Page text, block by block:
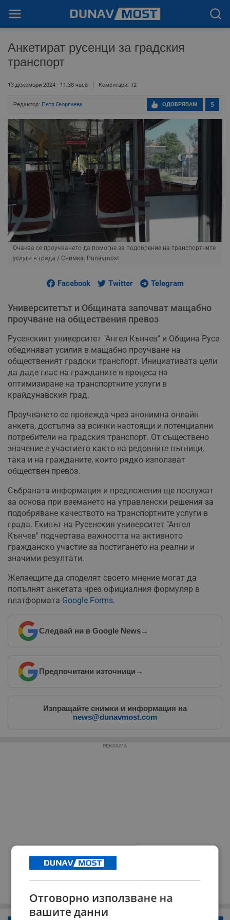
Анкетират русенци за градския
транспорт
13 декември 2024 - 11:38 часа Коментари: 12
Редактор: Петя Георгиева 5
ОДОБРЯВАМ
Очаква се проучването да помогне за подобрение на транспортните
услуги в града / Снимка: Dunavmost
Facebook Twitter Telegram
Университетът и Общината започват мащабно
проучване на обществения превоз
Русенският университет "Ангел Кънчев" и Община Русе
обединяват усилия в мащабно проучване на
общественият градски транспорт. Инициативата цели
да даде глас на гражданите в процеса на
оптимизиране на транспортните услуги в
крайдунавския град.
Проучването се провежда чрез анонимна онлайн
анкета, достъпна за всички настоящи и потенциални
потребители на градския транспорт. От съществено
значение е участието както на редовните пътници,
така и на гражданите, които рядко използват
обществен превоз.
Събраната информация и предложения ще послужат
за основа при вземането на управленски решения за
подобряване качеството на транспортните услуги в
града. Екипът на Русенския университет "Ангел
Кънчев" подчертава важността на активното
гражданско участие за постигането на реални и
значими резултати.
Желаещите да споделят своето мнение могат да
попълнят анкетата чрез официалния формуляр в
платформата Google Forms.
Следвай ни в Google News→
Предпочитани източници →
Изпращайте снимки и информация на
news@dunavmost.com
РЕКЛАМА
Отговорно използване на
вашите данни